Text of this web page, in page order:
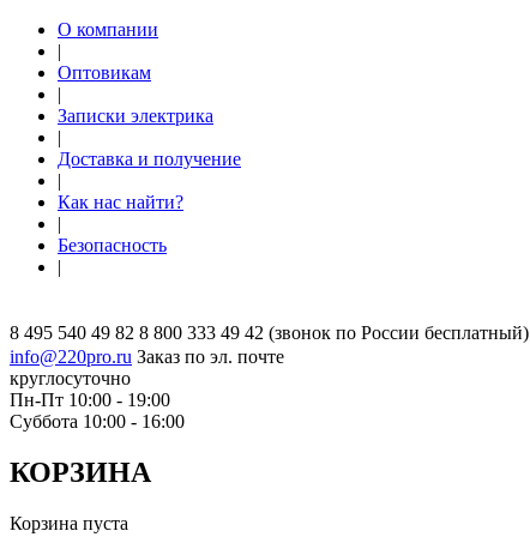
О компании
|
Оптовикам
|
Записки электрика
|
Доставка и получение
|
Как нас найти?
|
Безопасность
|
8 495 540 49 82 8 800 333 49 42 (звонок по России бесплатный)
info@220pro.ru Заказ по эл. почте
круглосуточно
Пн-Пт 10:00 - 19:00
Суббота 10:00 - 16:00
КОРЗИНА
Корзина пуста